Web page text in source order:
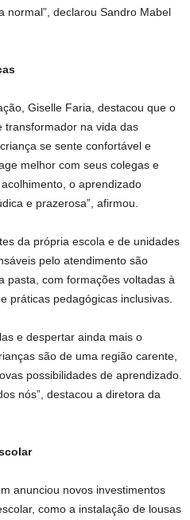
normal”, declarou Sandro Mabel
Giselle Faria, destacou que o
transformador na vida das
se sente confortável e
melhor com seus colegas e
o aprendizado
e prazerosa”, afirmou.
da própria escola e de unidades
pelo atendimento são
pasta, com formações voltadas à
práticas pedagógicas inclusivas.
e despertar ainda mais o
são de uma região carente,
possibilidades de aprendizado.
nós”, destacou a diretora da
anunciou novos investimentos
como a instalação de lousas